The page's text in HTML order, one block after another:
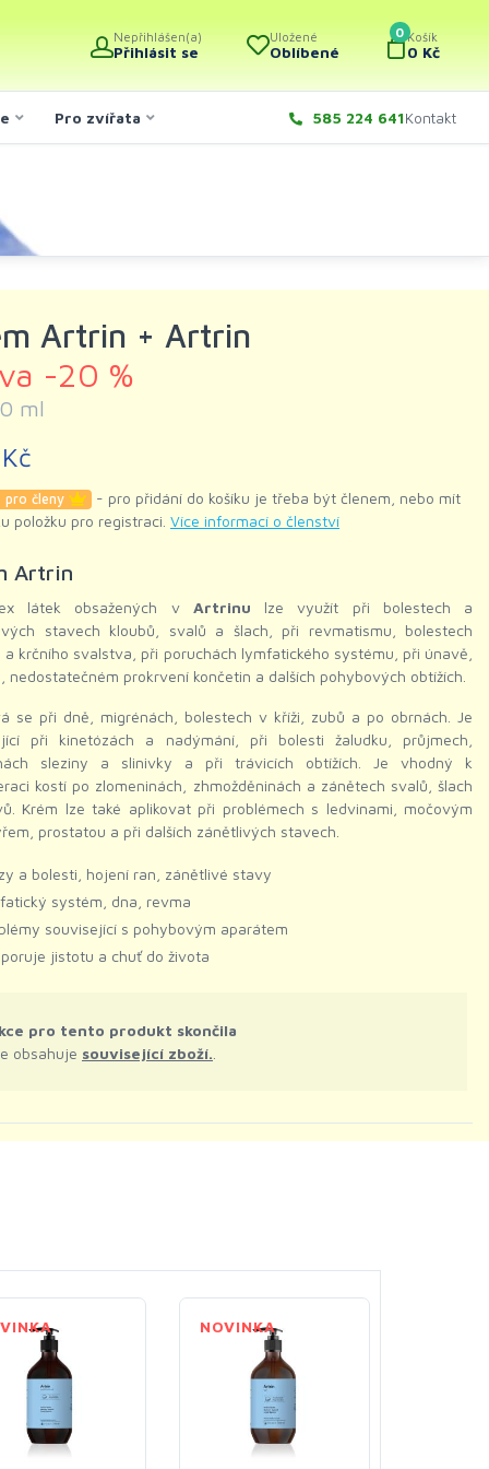
Nepřihlášen(a)
Přihlásit se
Uložené
Oblíbené
0 Košík
0 Kč
Pro zvířata 585 224 641Kontakt
Artrin + Artrin
-20 %
ml
pro členy
- pro přidání do košíku je třeba být členem, nebo mít
položku pro registraci. Více informací o členství
Artrin
látek obsažených v Artrinu lze využít při bolestech a
stavech kloubů, svalů a šlach, při revmatismu, bolestech
a krčního svalstva, při poruchách lymfatického systému, při únavě,
nedostatečném prokrvení končetin a dalších pohybových obtížích.
se při dně, migrénách, bolestech v kříži, zubů a po obrnách. Je
při kinetózách a nadýmání, při bolesti žaludku, průjmech,
sleziny a slinivky a při trávicích obtížích. Je vhodný k
kostí po zlomeninách, zhmožděninách a zánětech svalů, šlach
Krém lze také aplikovat při problémech s ledvinami, močovým
prostatou a při dalších zánětlivých stavech.
a bolesti, hojení ran, zánětlivé stavy
systém, dna, revma
související s pohybovým aparátem
jistotu a chuť do života
pro tento produkt skončila
obsahuje související zboží.
NOVINKA